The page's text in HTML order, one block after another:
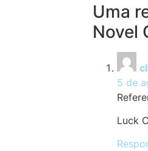
Uma
Novel
5 de
Luck